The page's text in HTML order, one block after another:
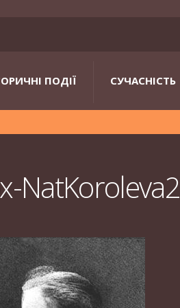
ПОДІЇ СУЧАСНІСТЬ
NatKoroleva2